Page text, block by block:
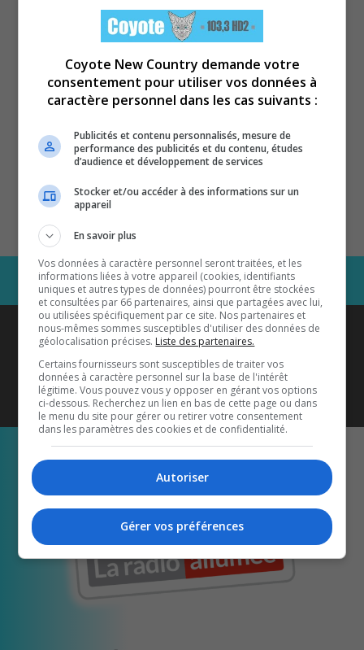
Coyote New Countryest diffusé
également sur1033 HD2
Écoutez-nous aussi sur…
Coyote New Country demande votre
consentement pour utiliser vos données à
caractère personnel dans les cas suivants :
Publicités et contenu personnalisés, mesure de
performance des publicités et du contenu, études
d’audience et développement de services
Stocker et/ou accéder à des informations sur un
appareil
En savoir plus
Vos données à caractère personnel seront traitées, et les
informations liées à votre appareil (cookies, identifiants
uniques et autres types de données) pourront être stockées
et consultées par 66 partenaires, ainsi que partagées avec lui,
ou utilisées spécifiquement par ce site. Nos partenaires et
nous-mêmes sommes susceptibles d'utiliser des données de
géolocalisation précises. Liste des partenaires.
Certains fournisseurs sont susceptibles de traiter vos
données à caractère personnel sur la base de l'intérêt
légitime. Vous pouvez vous y opposer en gérant vos options
ci-dessous. Recherchez un lien en bas de cette page ou dans
le menu du site pour gérer ou retirer votre consentement
dans les paramètres des cookies et de confidentialité.
Autoriser
Gérer vos préférences